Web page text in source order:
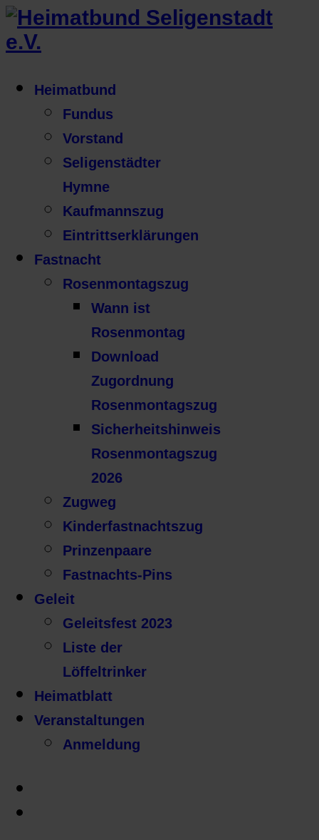
Heimatbund
Fundus
Vorstand
Seligenstädter
Hymne
Kaufmannszug
Eintrittserklärungen
Fastnacht
Rosenmontagszug
Wann ist
Rosenmontag
Download
Zugordnung
Rosenmontagszug
Sicherheitshinweis
Rosenmontagszug
2026
Zugweg
Kinderfastnachtszug
Prinzenpaare
Fastnachts-Pins
Geleit
Geleitsfest 2023
Liste der
Löffeltrinker
Heimatblatt
Veranstaltungen
Anmeldung